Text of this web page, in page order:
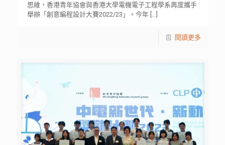
思維，香港青年協會與香港大學電機電子工程學系再度攜手
舉辦「創意編程設計大賽2022/23」。今年[…]
閱讀更多